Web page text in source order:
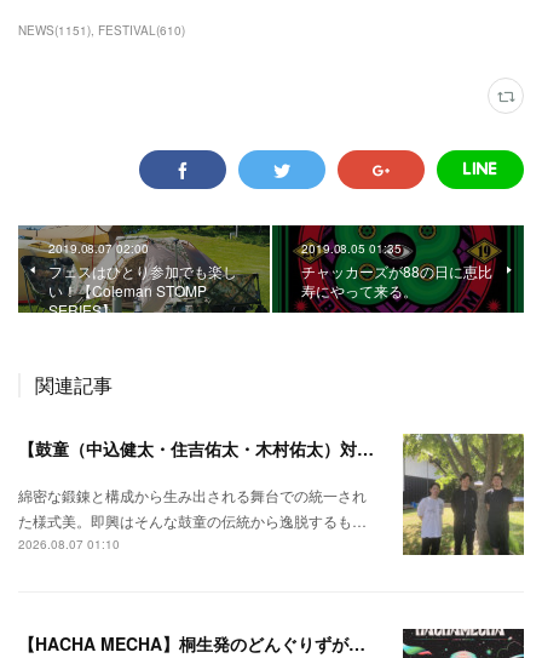
NEWS(1151) FESTIVAL(610)
2019.08.07 02:00
フェスはひとり参加でも楽し
い！【Coleman STOMP
SERIES】
2019.08.05 01:35
チャッカーズが88の日に恵比
寿にやって来る。
関連記事
【鼓童（中込健太・住吉佑太・木村佑太）対談】即興で得られる新たな感覚。
綿密な鍛錬と構成から生み出される舞台での統一され
た様式美。即興はそんな鼓童の伝統から逸脱するも…
2026.08.07 01:10
【HACHA MECHA】桐生発のどんぐりずが桐生をハチャメチャに彩る。